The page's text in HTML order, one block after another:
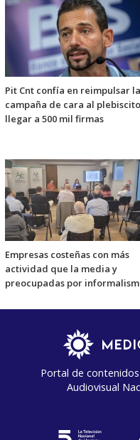
Pit Cnt confía en reimpulsar la
campaña de cara al
llegar a 500 mil firmas
Empresas costeñas con más
actividad que la media y
preocupadas por
Portal de
Audiovisual